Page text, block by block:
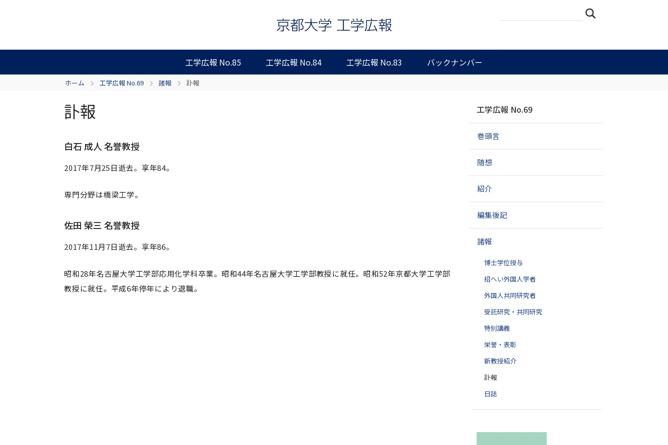
工学広報 No.85 工学広報 No.84 工学広報 No.83 バックナンバー
イ
検
細
ホーム 工学広報 No.69 諸報 訃報
訃報
白石 成人 名誉教授
2017年7月25日逝去。享年84。
専門分野は橋梁工学。
佐田 榮三 名誉教授
2017年11月7日逝去。享年86。
昭和28年名古屋大学工学部応用化学科卒業。昭和44年名古屋大学工学部教授に就任。昭和52年京都大学工学部
教授に就任。平成6年停年により退職。
ビ
ゲ
シ
ン
工学広報 No.69
巻頭言
随想
紹介
編集後記
諸報
博士学位授与
招へい外国人学者
外国人共同研究者
受託研究・共同研究
特別講義
栄誉・表彰
新教授紹介
訃報
日誌